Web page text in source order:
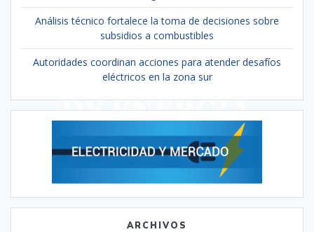
Análisis técnico fortalece la toma de decisiones sobre
subsidios a combustibles
Autoridades coordinan acciones para atender desafíos
eléctricos en la zona sur
ARCHIVOS